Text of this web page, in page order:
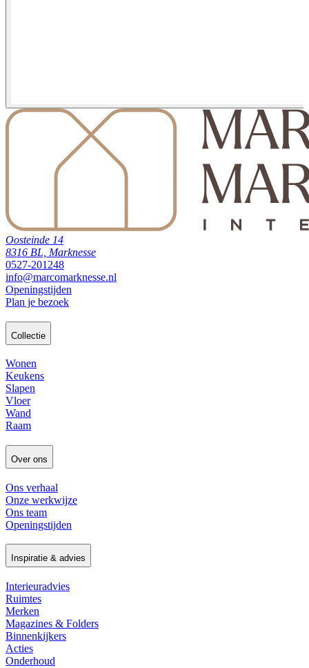
Oosteinde 14
8316 BL, Marknesse
0527-201248
info@marcomarknesse.nl
Openingstijden
Plan je bezoek
Collectie
Wonen
Keukens
Slapen
Vloer
Wand
Raam
Over ons
Ons verhaal
Onze werkwijze
Ons team
Openingstijden
Inspiratie & advies
Interieuradvies
Ruimtes
Merken
Magazines & Folders
Binnenkijkers
Acties
Onderhoud